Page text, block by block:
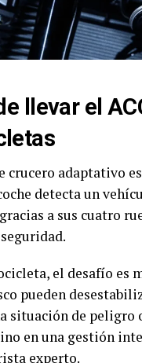
llevar el
crucero adaptativo
detecta un
a sus cuatro
el desafío es
pueden
situación de peligro
en una gestión
experto.